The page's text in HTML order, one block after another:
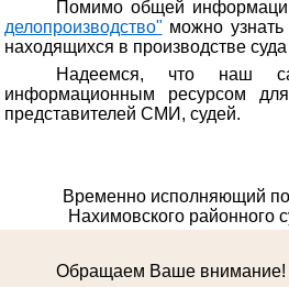
Помимо общей
делопроизводство" можно
находящихся в производстве суда
Надеемся, что наш
информационным ресурсом для
представителей СМИ, судей.
Временно исполняющий
Нахимовского районного
Обращаем Ваше внимание!